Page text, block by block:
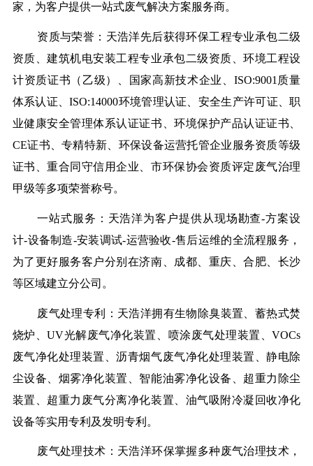
家，为客户提供一站式废气解决方案服务商。
资质与荣誉：天浩洋先后获得环保工程专业承包二级
资质、建筑机电安装工程专业承包二级资质、环境工程设
计资质证书（乙级）、国家高新技术企业、ISO:9001质量
体系认证、ISO:14000环境管理认证、安全生产许可证、职
业健康安全管理体系认证证书、环境保护产品认证证书、
CE证书、专精特新、环保设备运营托管企业服务资质等级
证书、重合同守信用企业、市环保协会资质评定废气治理
甲级等多项荣誉称号。
一站式服务：天浩洋为客户提供从现场勘查-方案设
计-设备制造-安装调试-运营验收-售后运维的全流程服务，
为了更好服务客户分别在济南、成都、重庆、合肥、长沙
等区域建立分公司。
废气处理专利：天浩洋拥有生物除臭装置、蓄热式焚
烧炉、UV光解废气净化装置、喷涂废气处理装置、VOCs
废气净化处理装置、沥青烟气废气净化处理装置、静电除
尘设备、烟雾净化装置、智能油雾净化设备、超重力除尘
装置、超重力废气分离净化装置、油气吸附冷凝回收净化
设备等实用专利及发明专利。
废气处理技术：天浩洋环保掌握多种废气治理技术，